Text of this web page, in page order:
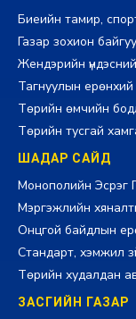
Биеийн тамир,
Газар зохион
Жендэрийн
Тагнуулын ерөнхий
Төрийн өмчийн
Төрийн тусгай
ШАДАР САЙД
Монополийн Эсрэг
Мэргэжлийн
Онцгой байдлын
Стандарт, хэмжил
Төрийн худалдан
ЗАСГИЙН ГАЗАР